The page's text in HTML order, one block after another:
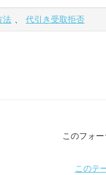
法 、 代引き受取拒否
このフォ
このテ